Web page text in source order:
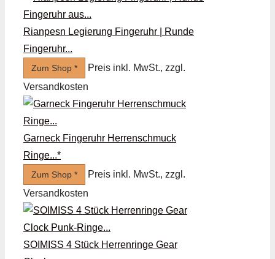
Rianpesn Legierung Fingeruhr | Runde
Fingeruhr...
Zum Shop *
Preis inkl. MwSt., zzgl.
Versandkosten
Garneck Fingeruhr Herrenschmuck
Ringe...*
Zum Shop *
Preis inkl. MwSt., zzgl.
Versandkosten
SOIMISS 4 Stück Herrenringe Gear